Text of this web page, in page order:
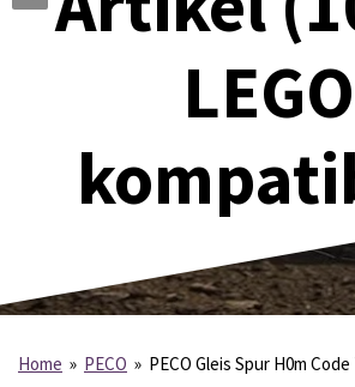
LEGO
Home » PECO » PECO Gleis Spur H0m Code